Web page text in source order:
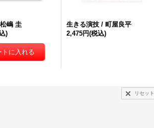
嶋 圭
)
生きる演技 / 町屋良平
2,475円(税込)
リセット